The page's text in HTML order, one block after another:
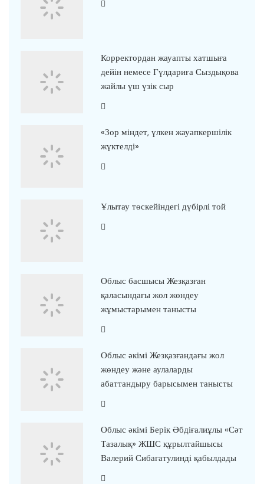
Корректордан жауапты хатшыға
дейін немесе Гүлдариға Сыздықова
жайлы үш үзік сыр
«Зор міндет, үлкен жауапкершілік
жүктелді»
Ұлытау төскейіндегі дүбірлі той
Облыс басшысы Жезқазған
қаласындағы жол жөндеу
жұмыстарымен танысты
Облыс әкімі Жезқазғандағы жол
жөндеу және аулаларды
абаттандыру барысымен танысты
Облыс әкімі Берік Әбдіғалиұлы «Сәт
Тазалық» ЖШС құрылтайшысы
Валерий Сибагатулинді қабылдады